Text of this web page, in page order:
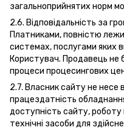
загальноприйнятих норм
2.6. Відповідальність за
Платниками, повністю
системах, послугами яких
Користувач. Продавець не
процеси процесингових
2.7. Власник сайту не несе
працездатність
доступність сайту, роботу
технічні засоби для